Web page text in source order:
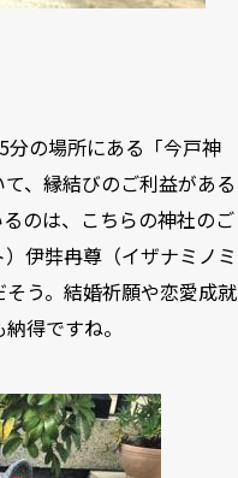
分の場所にある「今戸神
、縁結びのご利益がある
のは、こちらの神社のご
伊弉冉尊（イザナミノミ
う。結婚祈願や恋愛成就
得ですね。